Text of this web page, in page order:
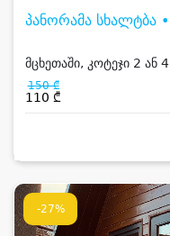
პანორამა სხალტბა
მცხეთაში, კოტეჯი 2 ან
150 ₾
110 ₾
-27%